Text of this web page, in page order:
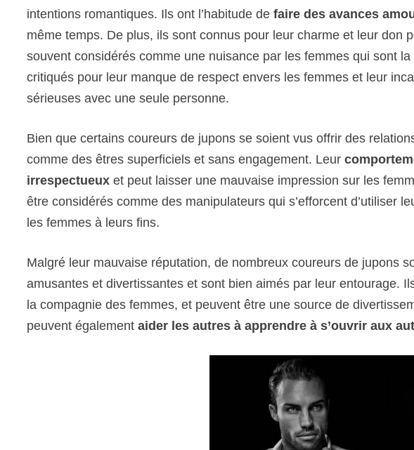
intentions romantiques. Ils ont l’habitude defaire des avances
même temps. De plus, ils sont connus pour leur charme et leur don
souvent considérés comme une nuisance par les femmes qui sont
critiqués pour leur manque de respect envers les femmes et leur
sérieuses avec une seule personne.
Bien que certains coureurs de jupons se soient vus offrir des
comme des êtres superficiels et sans engagement. Leur
irrespectueux et peut laisser une mauvaise impression sur les
être considérés comme des manipulateurs qui s’efforcent d’utiliser
les femmes à leurs fins.
Malgré leur mauvaise réputation, de nombreux coureurs de jupons
amusantes et divertissantes et sont bien aimés par leur entourage.
la compagnie des femmes, et peuvent être une source de
peuvent égalementaider les autres à apprendre à s’ouvrir aux